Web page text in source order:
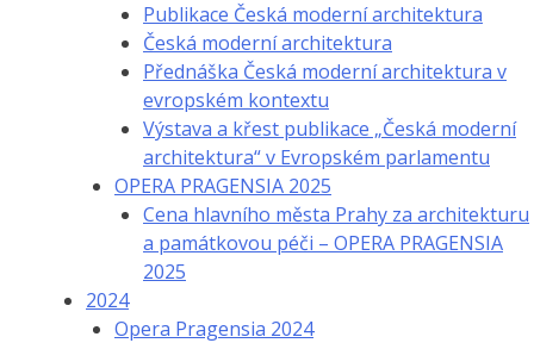
Publikace Česká moderní architektura
Česká moderní architektura
Přednáška Česká moderní architektura v
evropském kontextu
Výstava a křest publikace „Česká moderní
architektura“ v Evropském parlamentu
OPERA PRAGENSIA 2025
Cena hlavního města Prahy za architekturu
a památkovou péči – OPERA PRAGENSIA
2025
2024
Opera Pragensia 2024